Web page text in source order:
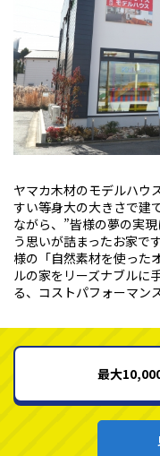
ヤマカ木材のモデルハウ
すい等身大の大きさで建
ながら、”皆様の夢の実
う思いが詰まったお家で
様の「自然素材を使った
ルの家をリーズナブルに
る、コストパフォーマン
最大